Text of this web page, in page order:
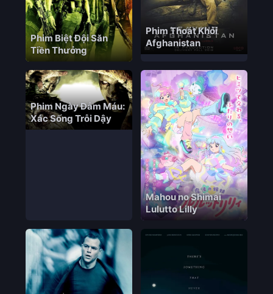
Phim Biệt Đội Săn
Tiền Thưởng
Phim Thoát Khỏi
Afghanistan
Phim Ngày Đẫm Máu:
Xác Sống Trỗi Dậy
Mahou no Shimai
Lulutto Lilly